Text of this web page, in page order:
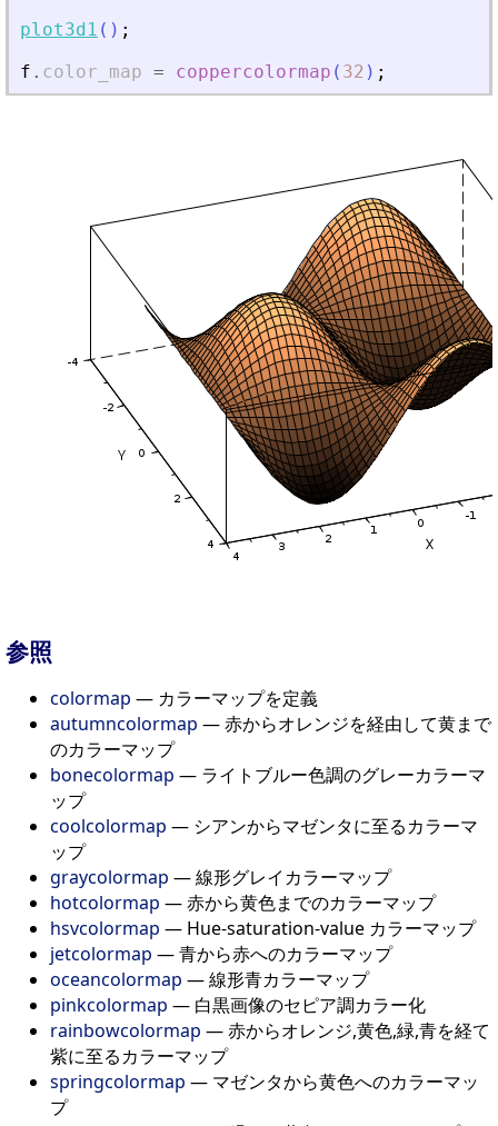
plot3d1 ( ) ;
f . color_map = coppercolormap ( 32 ) ;
参照
colormap — カラーマップを定義
autumncolormap — 赤からオレンジを経由して黄まで
のカラーマップ
bonecolormap — ライトブルー色調のグレーカラーマ
ップ
coolcolormap — シアンからマゼンタに至るカラーマ
ップ
graycolormap — 線形グレイカラーマップ
hotcolormap — 赤から黄色までのカラーマップ
hsvcolormap — Hue-saturation-value カラーマップ
jetcolormap — 青から赤へのカラーマップ
oceancolormap — 線形青カラーマップ
pinkcolormap — 白黒画像のセピア調カラー化
rainbowcolormap — 赤からオレンジ,黄色,緑,青を経て
紫に至るカラーマップ
springcolormap — マゼンタから黄色へのカラーマッ
プ